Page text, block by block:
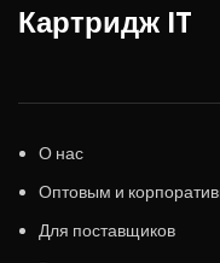
Картридж IT
О нас
Оптовым и
Для поставщиков